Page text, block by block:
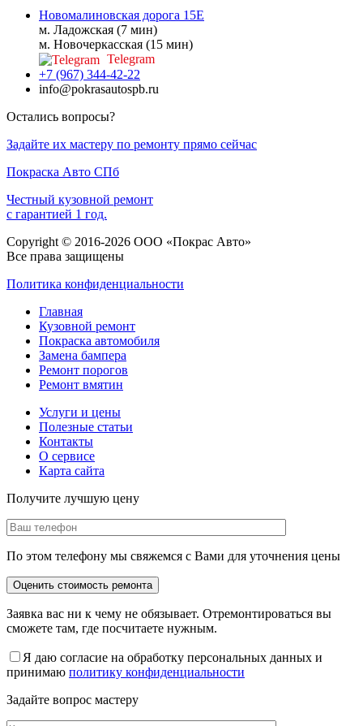
Новомалиновская дорога 15Е
м. Ладожская (7 мин)
м. Новочеркасская (15 мин)
Telegram
+7 (967) 344-42-22
info@pokrasautospb.ru
Остались вопросы?
Задайте их мастеру по ремонту прямо сейчас
Покраска Авто СПб
Честный кузовной ремонт
с гарантией 1 год.
Copyright © 2016-2026 ООО «Покрас Авто»
Все права защищены
Политика конфиденциальности
Главная
Кузовной ремонт
Покраска автомобиля
Замена бампера
Ремонт порогов
Ремонт вмятин
Услуги и цены
Полезные статьи
Контакты
О сервисе
Карта сайта
Получите лучшую цену
По этом телефону мы свяжемся с Вами для уточнения цены
Заявка вас ни к чему не обязывает. Отремонтироваться вы
сможете там, где посчитаете нужным.
Я даю согласие на обработку персональных данных и
принимаю политику конфиденциальности
Задайте вопрос мастеру